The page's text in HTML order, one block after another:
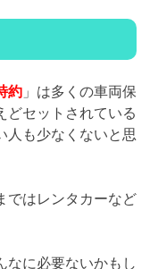
約 」は多くの車両保
どセットされている
人も少なくないと思
ではレンタカーなど
なに必要ないかもし